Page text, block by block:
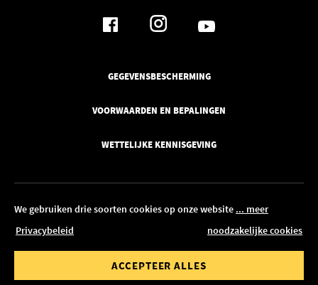
BEWERKEN IN CONFIGURATOR
We gebruiken drie soorten cookies op onze website ... meer
Privacybeleid
noodzakelijke cookies
ACCEPTEER ALLES
GEGEVENSBESCHERMING
VOORWAARDEN EN BEPALINGEN
WETTELIJKE KENNISGEVING
© 2026 Pickawood Nederland
Bestelwaarde tot